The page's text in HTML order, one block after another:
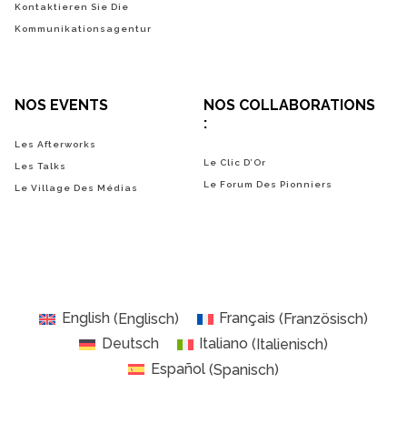
Kontaktieren Sie Die
Kommunikationsagentur
NOS EVENTS
Les Afterworks
Les Talks
Le Village Des Médias
NOS COLLABORATIONS
:
Le Clic D’Or
Le Forum Des Pionniers
English(Englisch) Français (Französisch)
Deutsch
Italiano (Italienisch)
Español(Spanisch)